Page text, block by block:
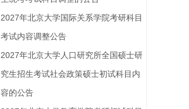
2027年北京大学国际关系学院考研科目
考试内容调整公告
2027年北京大学人口研究所全国硕士研
究生招生考试社会政策硕士初试科目内
容的公告